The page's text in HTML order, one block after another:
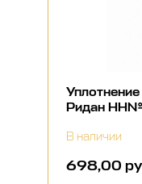
Ридан
В наличии
698,00